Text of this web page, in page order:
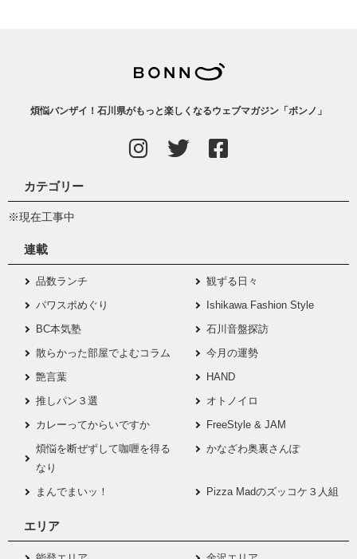
煩悩バンザイ！石川県がもっと楽しくなるウェブマガジン「ボンノ」
カテゴリー
※現在工事中
連載
品数ランチ
観ずる日々
パワスポめぐり
Ishikawa Fashion Style
BC本気塾
石川音盤探訪
散らかった部屋でよむコラム
今月の運勢
艶言葉
HAND
推しパン３選
オトノイロ
カレーってからいですか
FreeStyle & JAM
煩悩を断ぜずして咖喱を得る
なり
かなざわ奥裏さんぽ
まんでまいッ！ Pizza Madのズッコケ３人組
エリア